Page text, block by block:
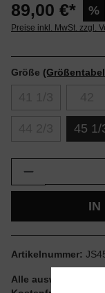
89,00 €* %
Preise inkl. MwSt. zzgl.
Größe
45 1/
Produkt
IN
Artikelnummer:
Alle auswählbaren